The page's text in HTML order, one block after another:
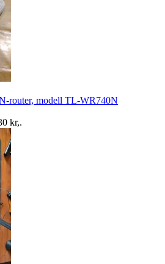
router, modell TL-WR740N
kr,.